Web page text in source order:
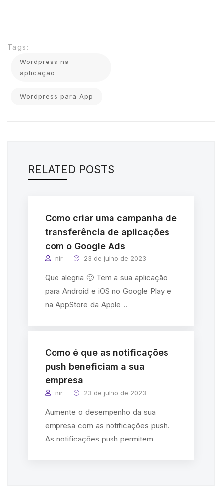
Tags:
Wordpress na
aplicação
Wordpress para App
RELATED POSTS
Como criar uma campanha de
transferência de aplicações
com o Google Ads
nir 23 de julho de 2023
Que alegria 🙂 Tem a sua aplicação
para Android e iOS no Google Play e
na AppStore da Apple ..
Como é que as notificações
push beneficiam a sua
empresa
nir 23 de julho de 2023
Aumente o desempenho da sua
empresa com as notificações push.
As notificações push permitem ..